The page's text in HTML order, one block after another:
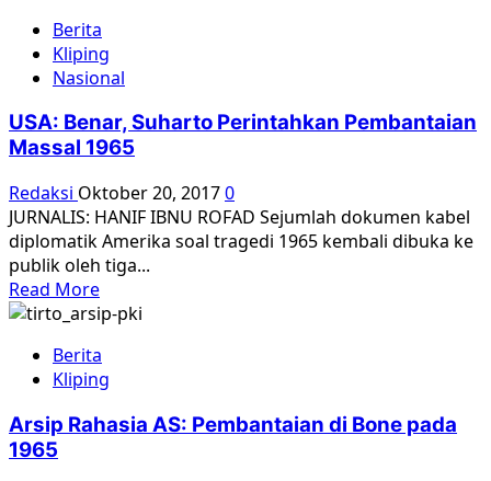
Rahasia
AS
Soal
1965,
Korban
Tanggung
Jawab
AS
Berita
Kliping
Nasional
USA: Benar, Suharto Perintahkan Pembantaian
Massal 1965
Redaksi Oktober 20, 20170
JURNALIS: HANIF IBNU ROFAD Sejumlah dokumen kabel
diplomatik Amerika soal tragedi 1965 kembali dibuka ke
publik oleh tiga...
Read MoreRead
more
USA:
Benar,
Perintahkan
Berita
Kliping
Arsip Rahasia AS: Pembantaian di Bone pada
1965